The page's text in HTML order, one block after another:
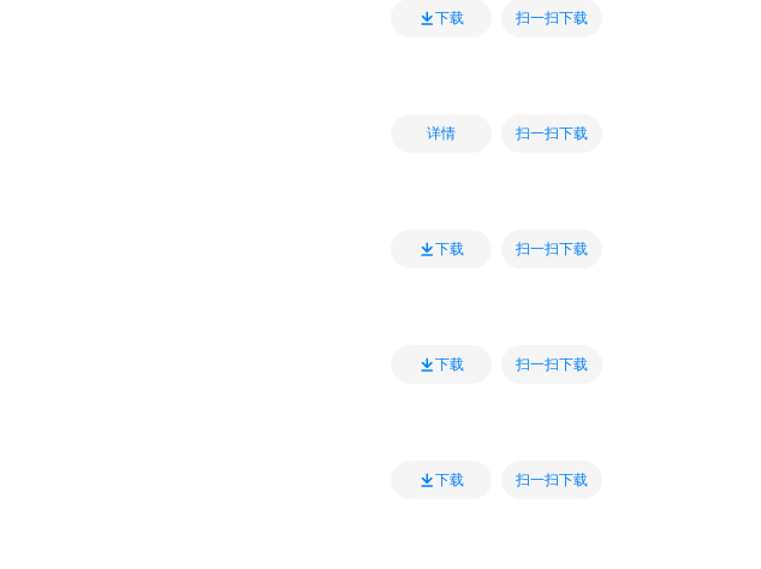
下载 扫一扫下载
详情 扫一扫下载
下载 扫一扫下载
下载 扫一扫下载
下载 扫一扫下载